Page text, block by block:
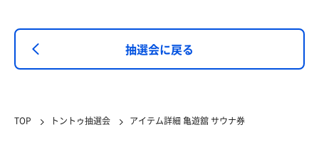
抽選会に戻る
TOP トントゥ抽選会 アイテム詳細 亀遊舘 サウナ券